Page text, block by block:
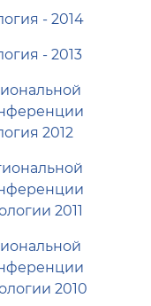
- 2014
- 2013
2012
2011
2010